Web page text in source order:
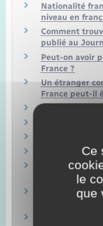
Nationalité
niveau en
Comment
publié au
Peut-on avoir
France ?
Un étranger
France peut-il
Quels
Comment
Quels
Quels
Quels
ressources et
Ce
le
que